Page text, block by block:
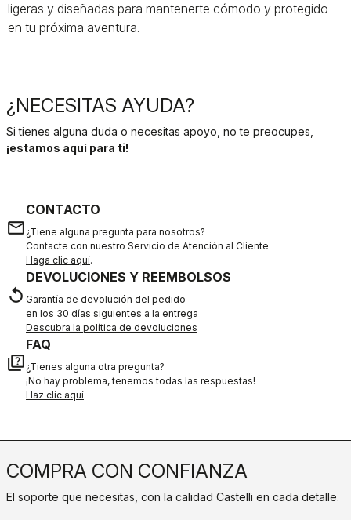
ligeras y diseñadas para mantenerte cómodo y protegido
en tu próxima aventura.
¿NECESITAS AYUDA?
Si tienes alguna duda o necesitas apoyo, no te preocupes,
¡estamos aquí para ti!
email
CONTACTO
¿Tiene alguna pregunta para nosotros?
Contacte con nuestro Servicio de Atención al Cliente
Haga clic aquí.
replay
DEVOLUCIONES Y REEMBOLSOS
Garantía de devolución del pedido
en los 30 días siguientes a la entrega
Descubra la política de devoluciones
quiz
FAQ
¿Tienes alguna otra pregunta?
¡No hay problema, tenemos todas las respuestas!
Haz clic aquí.
COMPRA CON CONFIANZA
El soporte que necesitas, con la calidad Castelli en cada detalle.